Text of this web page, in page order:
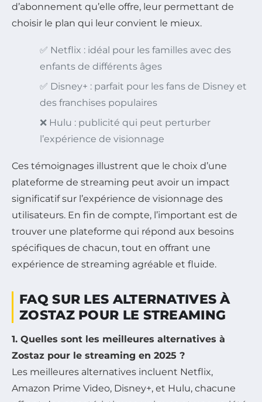
d’abonnement qu’elle offre, leur permettant de
choisir le plan qui leur convient le mieux.
✅ Netflix : idéal pour les familles avec des
enfants de différents âges
✅ Disney+ : parfait pour les fans de Disney et
des franchises populaires
❌ Hulu : publicité qui peut perturber
l’expérience de visionnage
Ces témoignages illustrent que le choix d’une
plateforme de streaming peut avoir un impact
significatif sur l’expérience de visionnage des
utilisateurs. En fin de compte, l’important est de
trouver une plateforme qui répond aux besoins
spécifiques de chacun, tout en offrant une
expérience de streaming agréable et fluide.
FAQ SUR LES ALTERNATIVES À
ZOSTAZ POUR LE STREAMING
1. Quelles sont les meilleures alternatives à
Zostaz pour le streaming en 2025 ?
Les meilleures alternatives incluent Netflix,
Amazon Prime Video, Disney+, et Hulu, chacune